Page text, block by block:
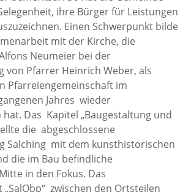
ihre Bürger für Leistungen
Einen Schwerpunkt bilde
mit der Kirche, die
Neumeier bei der
von Pfarrer Heinrich Weber, als
Pfarreiengemeinschaft im
Jahres wieder
Das Kapitel „Baugestaltung und
die abgeschlossene
Salching mit dem kunsthistorischen
die im Bau befindliche
in den Fokus. Das
zwischen den Ortsteilen